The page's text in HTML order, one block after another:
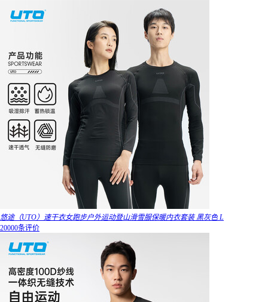
悠途（UTO）速干衣女跑步户外运动登山滑雪服保暖内衣套装 黑灰色 L
20000条评价